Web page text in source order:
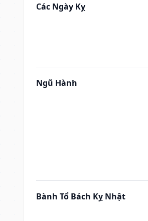
Các Ngày Kỵ
Ngũ Hành
Bành Tổ Bách Kỵ Nhật